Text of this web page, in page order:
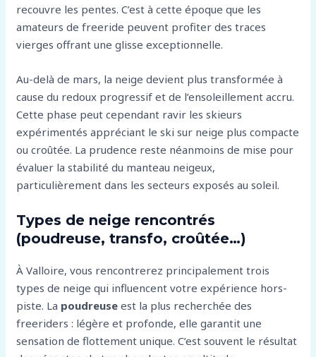
recouvre les pentes. C’est à cette époque que les
amateurs de freeride peuvent profiter des traces
vierges offrant une glisse exceptionnelle.
Au-delà de mars, la neige devient plus transformée à
cause du redoux progressif et de l’ensoleillement accru.
Cette phase peut cependant ravir les skieurs
expérimentés appréciant le ski sur neige plus compacte
ou croûtée. La prudence reste néanmoins de mise pour
évaluer la stabilité du manteau neigeux,
particulièrement dans les secteurs exposés au soleil.
Types de neige rencontrés
(poudreuse, transfo, croûtée…)
À Valloire, vous rencontrerez principalement trois
types de neige qui influencent votre expérience hors-
piste. La poudreuse est la plus recherchée des
freeriders : légère et profonde, elle garantit une
sensation de flottement unique. C’est souvent le résultat